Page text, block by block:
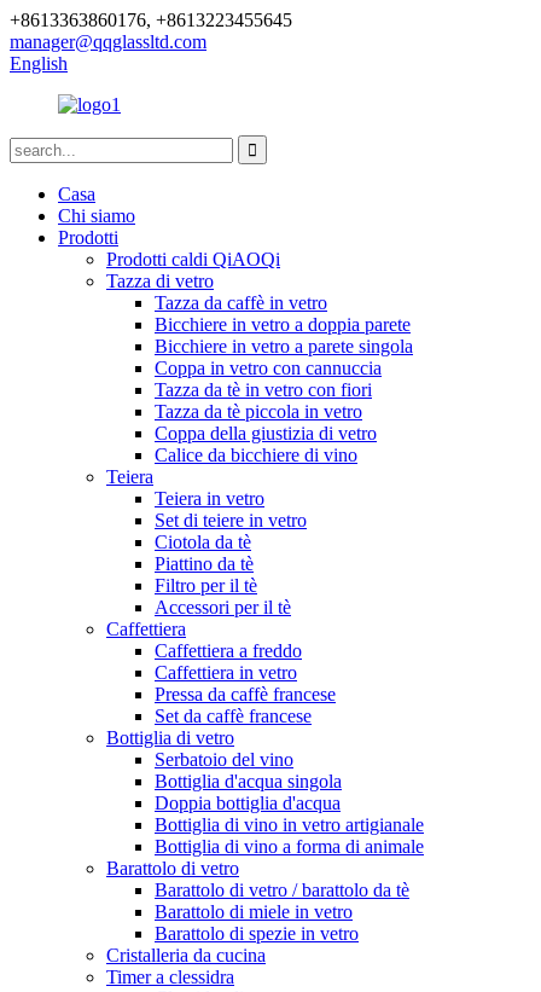
+8613363860176, +8613223455645
manager@qqglassltd.com
English
Casa
Chi siamo
Prodotti
Prodotti caldi QiAOQi
Tazza di vetro
Tazza da caffè in vetro
Bicchiere in vetro a doppia parete
Bicchiere in vetro a parete singola
Coppa in vetro con cannuccia
Tazza da tè in vetro con fiori
Tazza da tè piccola in vetro
Coppa della giustizia di vetro
Calice da bicchiere di vino
Teiera
Teiera in vetro
Set di teiere in vetro
Ciotola da tè
Piattino da tè
Filtro per il tè
Accessori per il tè
Caffettiera
Caffettiera a freddo
Caffettiera in vetro
Pressa da caffè francese
Set da caffè francese
Bottiglia di vetro
Serbatoio del vino
Bottiglia d'acqua singola
Doppia bottiglia d'acqua
Bottiglia di vino in vetro artigianale
Bottiglia di vino a forma di animale
Barattolo di vetro
Barattolo di vetro / barattolo da tè
Barattolo di miele in vetro
Barattolo di spezie in vetro
Cristalleria da cucina
Timer a clessidra